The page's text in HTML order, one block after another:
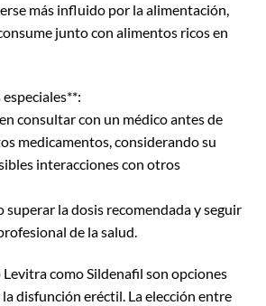
más influido por la alimentación,
junto con alimentos ricos en
consultar con un médico antes de
medicamentos, considerando su
interacciones con otros
superar la dosis recomendada y seguir
de la salud.
como Sildenafil son opciones
disfunción eréctil. La elección entre